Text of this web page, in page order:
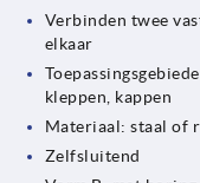
Verbinden twee
elkaar
kleppen, kappen
Materiaal: staal of
Zelfsluitend